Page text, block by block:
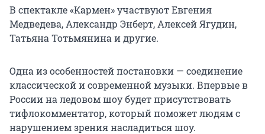
В спектакле «Кармен» участвуют Евгения
Медведева, Александр Энберт, Алексей Ягудин,
Татьяна Тотьмянина и другие.
Одна из особенностей постановки — соединение
классической и современной музыки. Впервые в
России на ледовом шоу будет присутствовать
тифлокомментатор, который поможет людям с
нарушением зрения насладиться шоу.